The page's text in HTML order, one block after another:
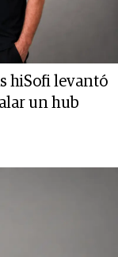
hiSofi levantó
un hub